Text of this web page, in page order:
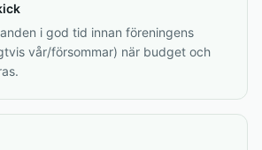
i god tid innan föreningens
vår/försommar) när budget och